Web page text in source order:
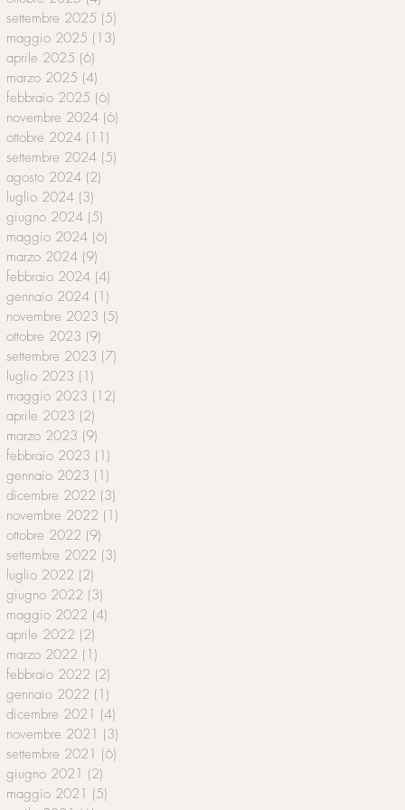
settembre 2025 (5)
maggio 2025 (13)
aprile 2025 (6)
marzo 2025 (4)
febbraio 2025 (6)
novembre 2024 (6)
ottobre 2024 (11)
settembre 2024 (5)
agosto 2024 (2)
luglio 2024 (3)
giugno 2024 (5)
maggio 2024 (6)
marzo 2024 (9)
febbraio 2024 (4)
gennaio 2024 (1)
novembre 2023 (5)
ottobre 2023 (9)
settembre 2023 (7)
luglio 2023 (1)
maggio 2023 (12)
aprile 2023 (2)
marzo 2023 (9)
febbraio 2023 (1)
gennaio 2023 (1)
dicembre 2022 (3)
novembre 2022 (1)
ottobre 2022 (9)
settembre 2022 (3)
luglio 2022 (2)
giugno 2022 (3)
maggio 2022 (4)
aprile 2022 (2)
marzo 2022 (1)
febbraio 2022 (2)
gennaio 2022 (1)
dicembre 2021 (4)
novembre 2021 (3)
settembre 2021 (6)
giugno 2021 (2)
maggio 2021 (5)